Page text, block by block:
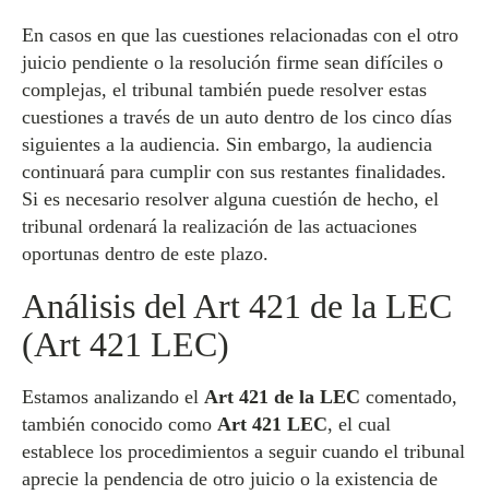
En casos en que las cuestiones relacionadas con el otro
juicio pendiente o la resolución firme sean difíciles o
complejas, el tribunal también puede resolver estas
cuestiones a través de un auto dentro de los cinco días
siguientes a la audiencia. Sin embargo, la audiencia
continuará para cumplir con sus restantes finalidades.
Si es necesario resolver alguna cuestión de hecho, el
tribunal ordenará la realización de las actuaciones
oportunas dentro de este plazo.
Análisis del Art 421 de la LEC
(Art 421 LEC)
Estamos analizando el Art 421 de la LEC comentado,
también conocido como Art 421 LEC, el cual
establece los procedimientos a seguir cuando el tribunal
aprecie la pendencia de otro juicio o la existencia de